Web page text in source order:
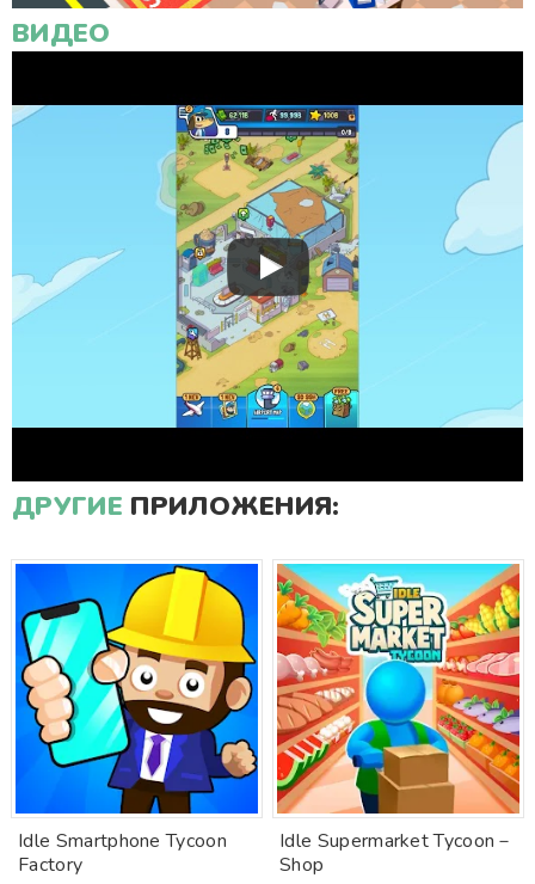
ВИДЕО
ДРУГИЕ ПРИЛОЖЕНИЯ:
Idle Smartphone Tycoon
Factory
Idle Supermarket Tycoon－
Shop